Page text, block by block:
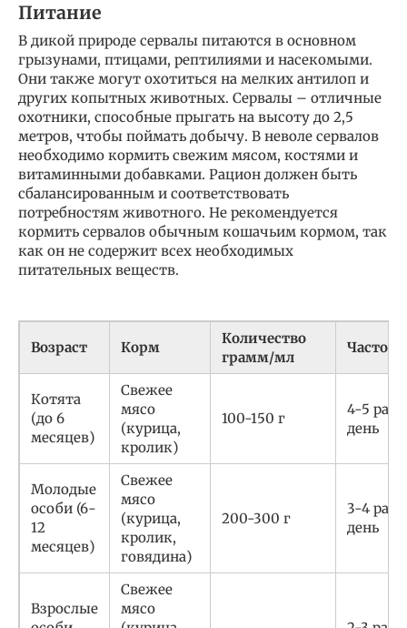
Питание
В дикой природе сервалы питаются в основном
грызунами, птицами, рептилиями и насекомыми.
Они также могут охотиться на мелких антилоп и
других копытных животных. Сервалы – отличные
охотники, способные прыгать на высоту до 2,5
метров, чтобы поймать добычу. В неволе сервалов
необходимо кормить свежим мясом, костями и
витаминными добавками. Рацион должен быть
сбалансированным и соответствовать
потребностям животного. Не рекомендуется
кормить сервалов обычным кошачьим кормом, так
как он не содержит всех необходимых
питательных веществ.
Возраст Корм
Количество
грамм/мл
Частота
Котята
(до 6
месяцев)
Свежее
мясо
(курица,
кролик)
100-150 г
4-5 раз в
день
Молодые
особи (6-
12
месяцев)
Свежее
мясо
(курица,
кролик,
говядина)
200-300 г
3-4 раза
день
Взрослые
Свежее
мясо